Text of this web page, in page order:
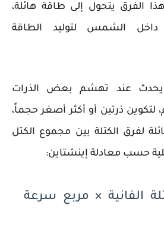
الفرق يتحول إلى طاقة هائلة،
الشمس لتوليد الطاقة
ويحدث عند تهشم بعض الذرات
لتكوين ذرتين أو أكثر أصغر حجماً،
لفرق الكتلة بين مجموع الكتل
حسب معادلة إينشتاين:
الفانية × مربع سرعة